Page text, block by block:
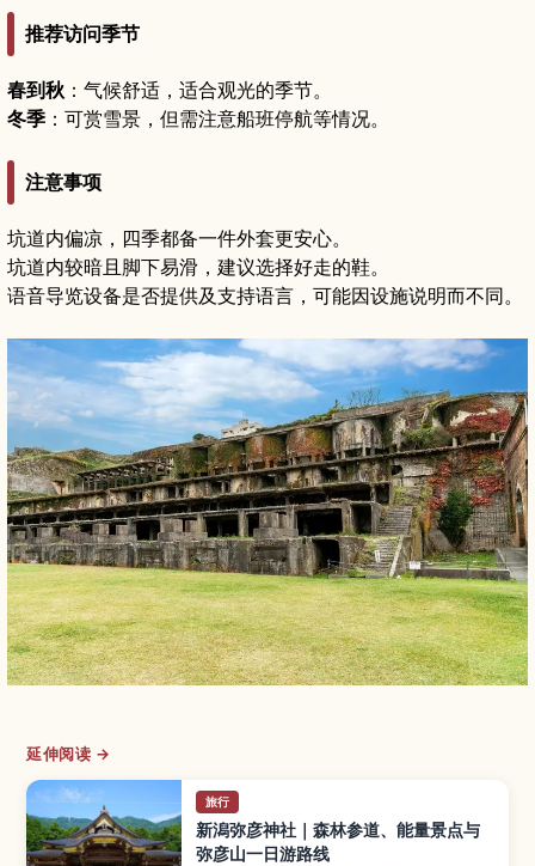
推荐访问季节
春到秋 ：气候舒适，适合观光的季节。
冬季 ：可赏雪景，但需注意船班停航等情况。
注意事项
坑道内偏凉，四季都备一件外套更安心。
坑道内较暗且脚下易滑，建议选择好走的鞋。
语音导览设备是否提供及支持语言，可能因设施说明而不同。
延伸阅读 →
旅行
新潟弥彦神社｜森林参道、能量景点与
弥彦山一日游路线